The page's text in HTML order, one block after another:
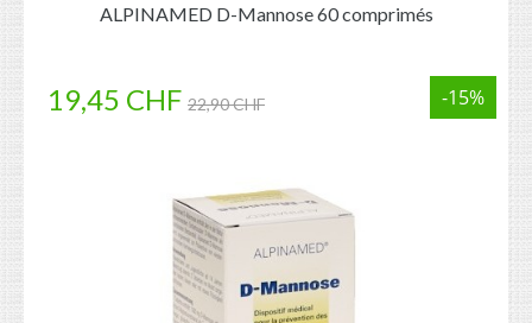
ALPINAMED D-Mannose 60 comprimés
19,45 CHF 22,90 CHF -15%